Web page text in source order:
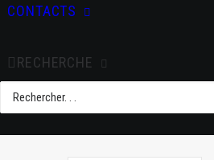
CONTACTS
RECHERCHE